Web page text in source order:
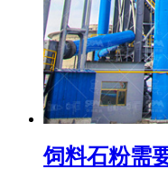
饲料石粉需